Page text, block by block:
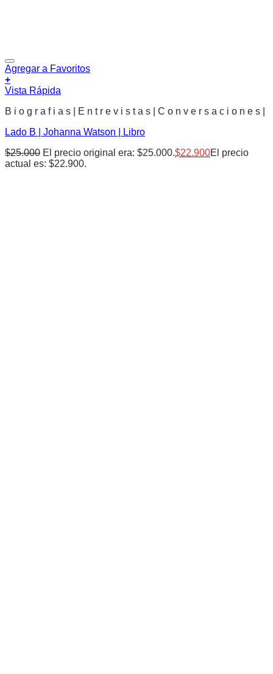
Agregar a Favoritos
+
Vista Rápida
B i o g r a f i a s | E n t r e v i s t a s | C o n v e r s a c i o n e s |
Lado B | Johanna Watson | Libro
$25.000 El precio original era: $25.000.$22.900El precio
actual es: $22.900.